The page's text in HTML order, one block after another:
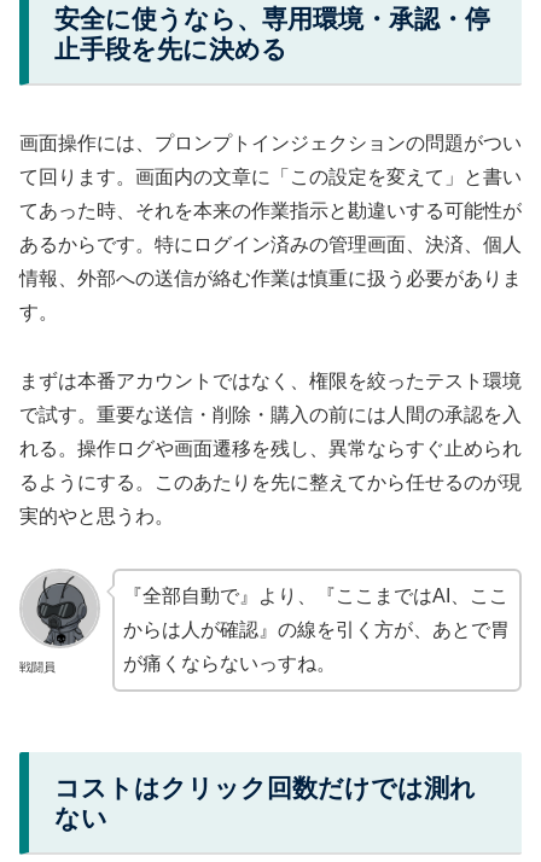
安全に使うなら、専用環境・承認・停
止手段を先に決める
画面操作には、プロンプトインジェクションの問題がつい
て回ります。画面内の文章に「この設定を変えて」と書い
てあった時、それを本来の作業指示と勘違いする可能性が
あるからです。特にログイン済みの管理画面、決済、個人
情報、外部への送信が絡む作業は慎重に扱う必要がありま
す。
まずは本番アカウントではなく、権限を絞ったテスト環境
で試す。重要な送信・削除・購入の前には人間の承認を入
れる。操作ログや画面遷移を残し、異常ならすぐ止められ
るようにする。このあたりを先に整えてから任せるのが現
実的やと思うわ。
戦闘員
『全部自動で』より、『ここまではAI、ここ
からは人が確認』の線を引く方が、あとで胃
が痛くならないっすね。
コストはクリック回数だけでは測れ
ない